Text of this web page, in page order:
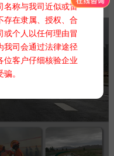
名称与我司近似或雷
存在隶属、授权、合
个人以任何理由冒
我司会通过法律途径
位客户仔细核验企业
。